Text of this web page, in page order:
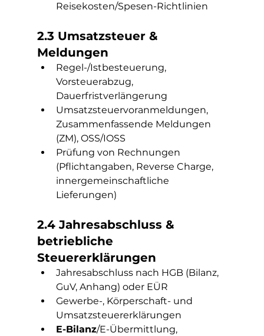
Reisekosten/Spesen-Richtlinien
2.3 Umsatzsteuer &
Meldungen
Regel-/Istbesteuerung,
Vorsteuerabzug,
Dauerfristverlängerung
Umsatzsteuervoranmeldungen,
Zusammenfassende Meldungen
(ZM), OSS/IOSS
Prüfung von Rechnungen
(Pflichtangaben, Reverse Charge,
innergemeinschaftliche
Lieferungen)
2.4 Jahresabschluss &
betriebliche
Steuererklärungen
Jahresabschluss nach HGB (Bilanz,
GuV, Anhang) oder EÜR
Gewerbe-, Körperschaft- und
Umsatzsteuererklärungen
E-Bilanz/E-Übermittlung,